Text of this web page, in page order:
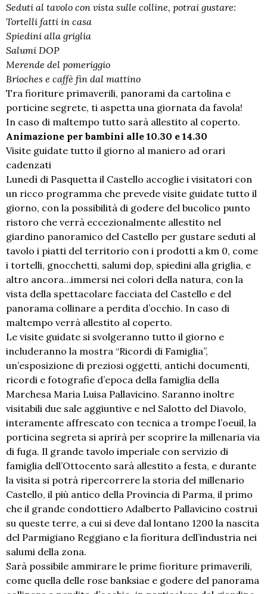
Seduti al tavolo con vista sulle colline, potrai gustare:
Tortelli fatti in casa
Spiedini alla griglia
Salumi DOP
Merende del pomeriggio
Brioches e caffè fin dal mattino
Tra fioriture primaverili, panorami da cartolina e
porticine segrete, ti aspetta una giornata da favola!
In caso di maltempo tutto sarà allestito al coperto.
Animazione per bambini alle 10.30 e 14.30
Visite guidate tutto il giorno al maniero ad orari
cadenzati
Lunedì di Pasquetta il Castello accoglie i visitatori con
un ricco programma che prevede visite guidate tutto il
giorno, con la possibilità di godere del bucolico punto
ristoro che verrà eccezionalmente allestito nel
giardino panoramico del Castello per gustare seduti al
tavolo i piatti del territorio con i prodotti a km 0, come
i tortelli, gnocchetti, salumi dop, spiedini alla griglia, e
altro ancora…immersi nei colori della natura, con la
vista della spettacolare facciata del Castello e del
panorama collinare a perdita d’occhio. In caso di
maltempo verrà allestito al coperto.
Le visite guidate si svolgeranno tutto il giorno e
includeranno la mostra “Ricordi di Famiglia”,
un’esposizione di preziosi oggetti, antichi documenti,
ricordi e fotografie d’epoca della famiglia della
Marchesa Maria Luisa Pallavicino. Saranno inoltre
visitabili due sale aggiuntive e nel Salotto del Diavolo,
interamente affrescato con tecnica a trompe l’oeuil, la
porticina segreta si aprirà per scoprire la millenaria via
di fuga. Il grande tavolo imperiale con servizio di
famiglia dell’Ottocento sarà allestito a festa, e durante
la visita si potrà ripercorrere la storia del millenario
Castello, il più antico della Provincia di Parma, il primo
che il grande condottiero Adalberto Pallavicino costruì
su queste terre, a cui si deve dal lontano 1200 la nascita
del Parmigiano Reggiano e la fioritura dell’industria nei
salumi della zona.
Sarà possibile ammirare le prime fioriture primaverili,
come quella delle rose banksiae e godere del panorama